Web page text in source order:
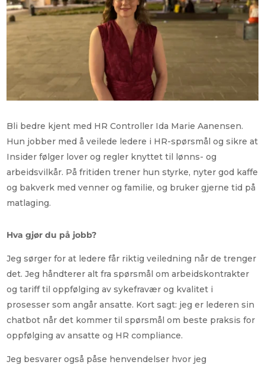
Bli bedre kjent med HR Controller Ida Marie Aanensen.
Hun jobber med å veilede ledere i HR-spørsmål og sikre at
Insider følger lover og regler knyttet til lønns- og
arbeidsvilkår. På fritiden trener hun styrke, nyter god kaffe
og bakverk med venner og familie, og bruker gjerne tid på
matlaging.
Hva gjør du på jobb?
Jeg sørger for at ledere får riktig veiledning når de trenger
det. Jeg håndterer alt fra spørsmål om arbeidskontrakter
og tariff til oppfølging av sykefravær og kvalitet i
prosesser som angår ansatte. Kort sagt: jeg er lederen sin
chatbot når det kommer til spørsmål om beste praksis for
oppfølging av ansatte og HR compliance.
Jeg besvarer også påse henvendelser hvor jeg